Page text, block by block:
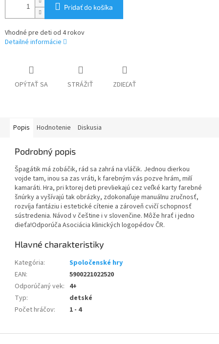
Pridať do košíka
Vhodné pre deti od 4 rokov
Detailné informácie
OPÝTAŤ SA STRÁŽIŤ ZDIEĽAŤ
Popis Hodnotenie Diskusia
Podrobný popis
Špagátik má zobáčik, rád sa zahrá na vláčik. Jednou dierkou
vojde tam, inou sa zas vráti, k farebným vás pozve hrám, milí
kamaráti. Hra, pri ktorej deti prevliekajú cez veľké karty farebné
šnúrky a vyšívajú tak obrázky, zdokonaľuje manuálnu zručnosť,
rozvíja fantáziu i estetické cítenie a zároveň cvičí schopnosť
sústredenia. Návod v češtine i v slovenčine. Môže hrať i jedno
dieťa!Odporúča Asociácia klinických logopédov ČR.
Kategória:
Spoločenské hry
EAN:
5900221022520
Odporúčaný vek: 4+
Typ:
detské
Počet hráčov: 1 - 4